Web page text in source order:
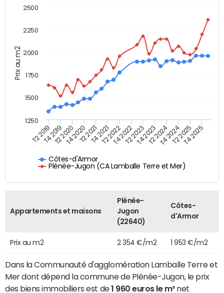
Prix au m2
Côtes-d'Armor
Plénée-Jugon (CA Lamballe Terre et Mer)
T2 2019T4 2019T2 2020T4 2020T2 2021T4 2021T2 2022T4 2022T2 2023T4 2023T2 2024T4 2024T2 2025T4 2025
1250
1500
1750
2000
2250
2500
Appartements et maisons
Plénée-
Jugon
(22640)
Côtes-
d'Armor
Prix au m2 2 354 €/m2 1 953 €/m2
Dans la Communauté d'agglomération Lamballe Terre et
Mer dont dépend la commune de Plénée-Jugon, le prix
des biens immobiliers est de1 960 euros le m²net